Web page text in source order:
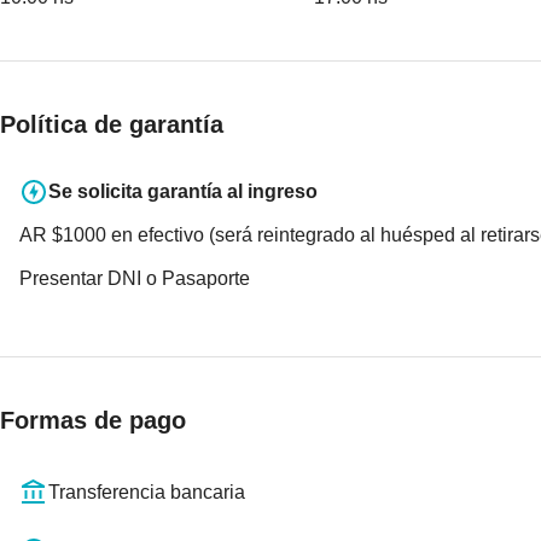
Política de garantía
Se solicita garantía al ingreso
AR $1000 en efectivo (será reintegrado al huésped al
Presentar DNI o Pasaporte
Formas de pago
Transferencia bancaria